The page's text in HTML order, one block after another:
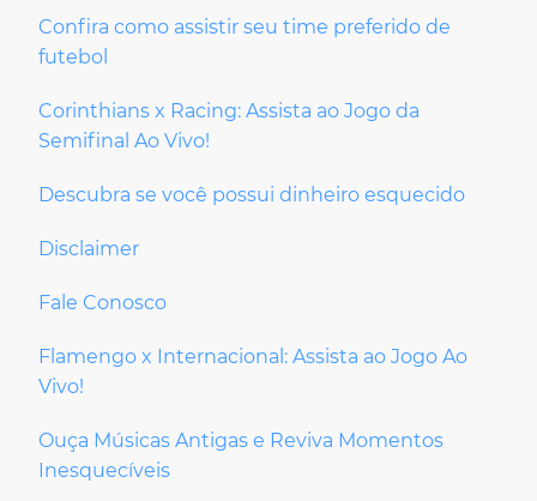
Confira como assistir seu time preferido de
futebol
Corinthians x Racing: Assista ao Jogo da
Semifinal Ao Vivo!
Descubra se você possui dinheiro esquecido
Disclaimer
Fale Conosco
Flamengo x Internacional: Assista ao Jogo Ao
Vivo!
Ouça Músicas Antigas e Reviva Momentos
Inesquecíveis